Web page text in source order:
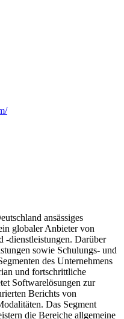
ansässiges
globaler Anbieter von
-dienstleistungen. Darüber
sowie Schulungs- und
des Unternehmens
und fortschrittliche
Softwarelösungen zur
Berichts von
Das Segment
die Bereiche allgemeine